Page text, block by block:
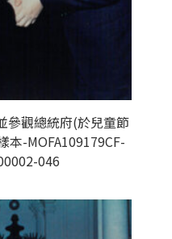
參觀總統府(於兒童節
本-MOFA109179CF-
046